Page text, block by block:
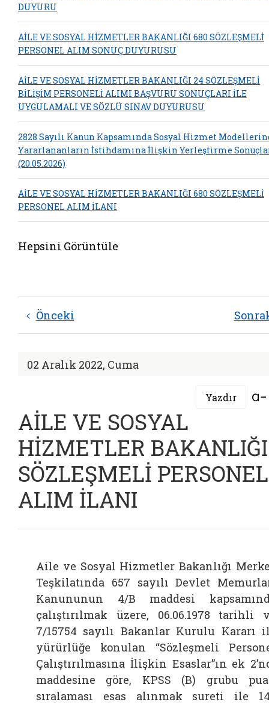
DUYURU
AİLE VE SOSYAL HİZMETLER BAKANLIĞI 680 SÖZLEŞMELİ
PERSONEL ALIM SONUÇ DUYURUSU
AİLE VE SOSYAL HİZMETLER BAKANLIĞI 24 SÖZLEŞMELİ
BİLİŞİM PERSONELİ ALIMI BAŞVURU SONUÇLARI İLE
UYGULAMALI VE SÖZLÜ SINAV DUYURUSU
2828 Sayılı Kanun Kapsamında Sosyal Hizmet
Yararlananların İstihdamına İlişkin Yerleştirme
(20.05.2026)
AİLE VE SOSYAL HİZMETLER BAKANLIĞI 680 SÖZLEŞMELİ
PERSONEL ALIM İLANI
Hepsini Görüntüle
Önceki
02 Aralık 2022, Cuma
Yazdır
AİLE VE SOSYAL
HİZMETLER BAKANLIĞI
SÖZLEŞMELİ PERSONEL
ALIM İLANI
Aile ve Sosyal Hizmetler Bakanlığı
Teşkilatında 657 sayılı Devlet
Kanununun 4/B maddesi
çalıştırılmak üzere, 06.06.1978 tarihli
7/15754 sayılı Bakanlar Kurulu Kararı
yürürlüğe konulan “Sözleşmeli
Çalıştırılmasına İlişkin Esaslar”ın ek
maddesine göre, KPSS (B) grubu
sıralaması esas alınmak sureti ile